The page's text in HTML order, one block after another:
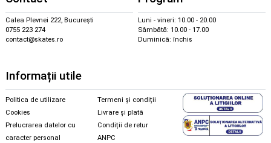
Calea Plevnei 222, București
0755 223 274
contact@skates.ro
Luni - vineri: 10.00 - 20.00
Sâmbătă: 10.00 - 17.00
Duminică: închis
Informații utile
Politica de utilizare
Cookies
Prelucrarea datelor cu
caracter personal
Termeni și condiții
Livrare și plată
Condiții de retur
ANPC